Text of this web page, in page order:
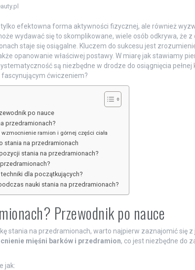
efektowna forma aktywności fizycznej, ale również
wydawać się to skomplikowane, wiele osób odkrywa, że
staje się osiągalne. Kluczem do sukcesu jest
opanowanie właściwej postawy. W miarę jak stawiamy
są niezbędne w drodze do osiągnięcia pełnej
ćwiczeniem?
po nauce
przedramionach?
ramion i górnej części ciała
stania na przedramionach
stania na przedramionach?
dla początkujących?
nauki stania na przedramionach?
Przewodnik po nauce
stania na przedramionach, warto najpierw zaznajomić się
mięśni barków i przedramion, co jest niezbędne do
jak: